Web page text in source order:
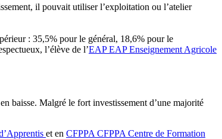
il pouvait utiliser l’exploitation ou l’atelier
: 35,5% pour le général, 18,6% pour le
l’élève de l’EAP EAP Enseignement Agricole
baisse. Malgré le fort investissement d’une majorité
et en CFPPA CFPPA Centre de Formation